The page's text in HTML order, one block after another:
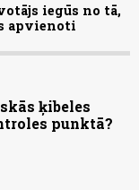
iegūs no tā,
apvienoti
ķibeles
punktā?